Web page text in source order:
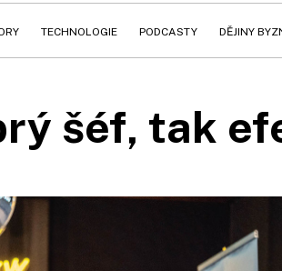
TECHNOLOGIE PODCASTY DĚJINY
šéf, tak